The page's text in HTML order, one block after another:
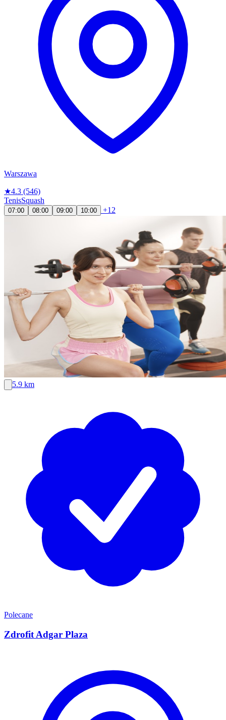
Warszawa
★4.3 (546)
TenisSquash
07:00 08:00 09:00 10:00 +12
5.9 km
Polecane
Zdrofit Adgar Plaza